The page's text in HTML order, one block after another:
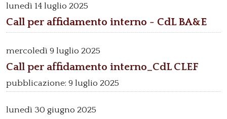
lunedì 14 luglio 2025
Call per affidamento interno - CdL BA&E
mercoledì 9 luglio 2025
Call per affidamento interno_CdL CLEF
pubblicazione: 9 luglio 2025
lunedì 30 giugno 2025